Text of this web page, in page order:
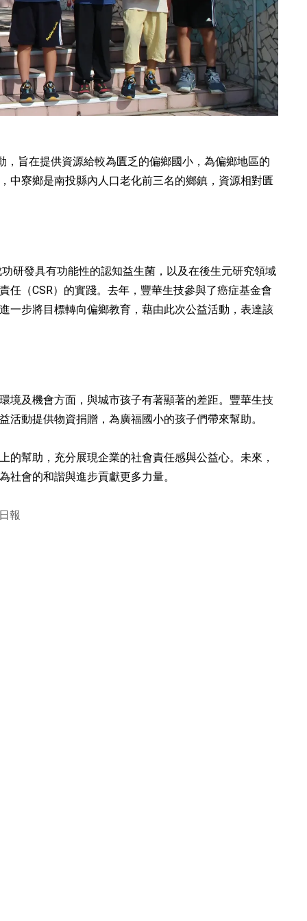
旨在提供資源給較為匱乏的偏鄉國小，為偏鄉地區的
中寮鄉是南投縣內人口老化前三名的鄉鎮，資源相對匱
研發具有功能性的認知益生菌，以及在後生元研究領域
（CSR）的實踐。去年，豐華生技參與了癌症基金會
一步將目標轉向偏鄉教育，藉由此次公益活動，表達該
境及機會方面，與城市孩子有著顯著的差距。豐華生技
動提供物資捐贈，為廣福國小的孩子們帶來幫助。
幫助，充分展現企業的社會責任感與公益心。未來，
會的和諧與進步貢獻更多力量。
報